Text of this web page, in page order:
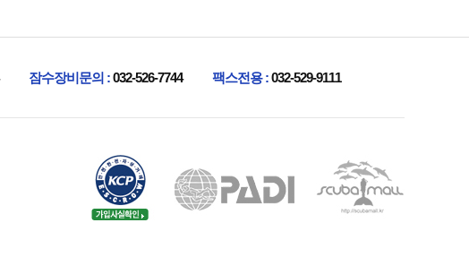
잠수장비문의 :032-526-7744 팩스전용 :032-529-9111